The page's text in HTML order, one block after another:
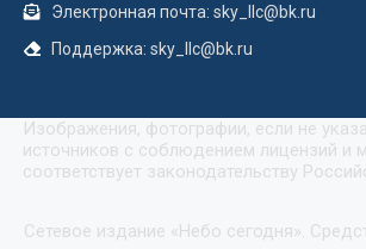
Электронная почта: sky_llc@bk.ru
Поддержка: sky_llc@bk.ru
Изображения, фотографии, если не
источников с соблюдением лицензий и
соответствует законодательству
Сетевое издание «Небо сегодня».